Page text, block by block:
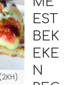
EST
BEK
EKE
N